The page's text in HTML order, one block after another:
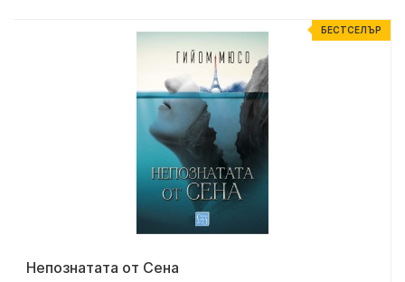
БЕСТСЕЛЪР
Непознатата от Сена